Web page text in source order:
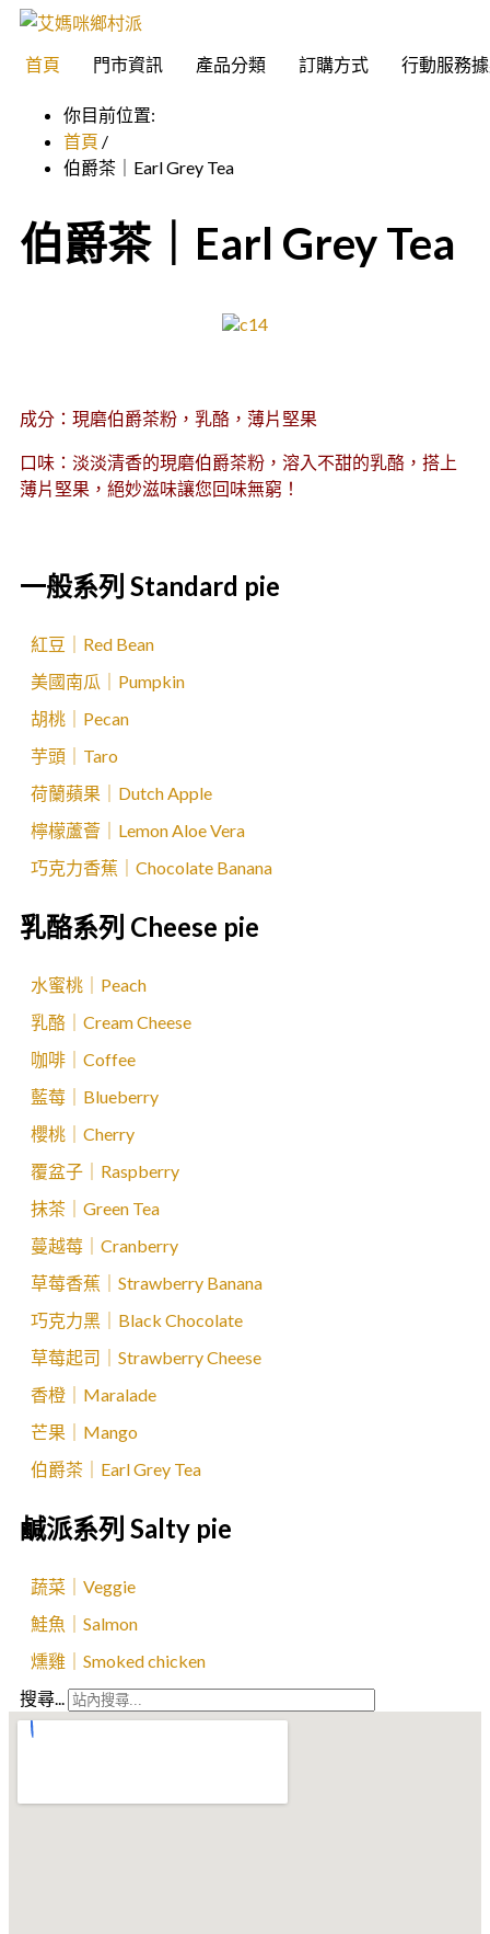
首頁 門市資訊 產品分類 訂購方式 行動服務
你目前位置:
首頁 /
伯爵茶｜Earl Grey Tea
伯爵茶｜Earl Grey Tea
成分：現磨伯爵茶粉，乳酪，薄片堅果
口味：淡淡清香的現磨伯爵茶粉，溶入不甜的乳酪，搭上
薄片堅果，絕妙滋味讓您回味無窮！
一般系列 Standard pie
紅豆｜Red Bean
美國南瓜｜Pumpkin
胡桃｜Pecan
芋頭｜Taro
荷蘭蘋果｜Dutch Apple
檸檬蘆薈｜Lemon Aloe Vera
巧克力香蕉｜Chocolate Banana
乳酪系列 Cheese pie
水蜜桃｜Peach
乳酪｜Cream Cheese
咖啡｜Coffee
藍莓｜Blueberry
櫻桃｜Cherry
覆盆子｜Raspberry
抹茶｜Green Tea
蔓越莓｜Cranberry
草莓香蕉｜Strawberry Banana
巧克力黑｜Black Chocolate
草莓起司｜Strawberry Cheese
香橙｜Maralade
芒果｜Mango
伯爵茶｜Earl Grey Tea
鹹派系列 Salty pie
蔬菜｜Veggie
鮭魚｜Salmon
燻雞｜Smoked chicken
搜尋...